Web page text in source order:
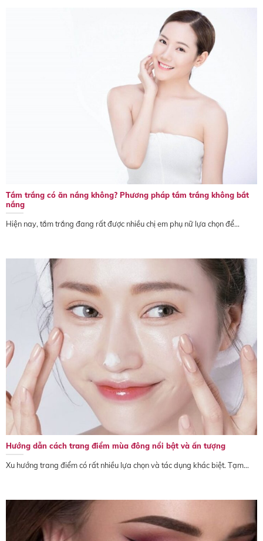
Tắm trắng có ăn nắng không? Phương pháp tắm trắng không bắt
nắng
Hiện nay, tắm trắng đang rất được nhiều chị em phụ nữ lựa chọn để...
Hướng dẫn cách trang điểm mùa đông nổi bật và ấn tượng
Xu hướng trang điểm có rất nhiều lựa chọn và tác dụng khác biệt. Tạm...